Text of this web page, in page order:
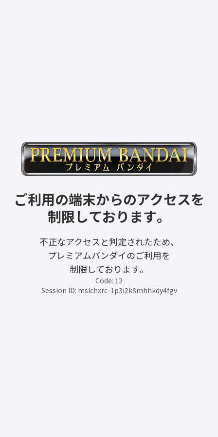
ご利用の端末からのアクセスを
制限しております。
不正なアクセスと判定されたため、
プレミアムバンダイのご利用を
制限しております。
Code: 12
Session ID: mslchxrc-1p3i2k8mhhkdy4fgv